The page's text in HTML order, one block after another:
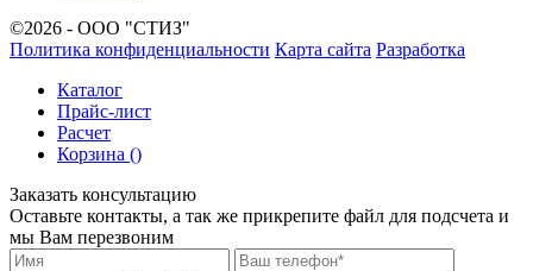
©2026 - ООО "СТИЗ"
Политика конфиденциальности Карта сайта Разработка
Каталог
Прайс-лист
Расчет
Корзина ()
Заказать консультацию
Оставьте контакты, а так же прикрепите файл для подсчета и
мы Вам перезвоним